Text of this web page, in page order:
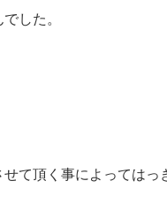
した。
て頂く事によってはっ